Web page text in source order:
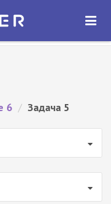
ОТКРЫТЬ
6 / Задача 5